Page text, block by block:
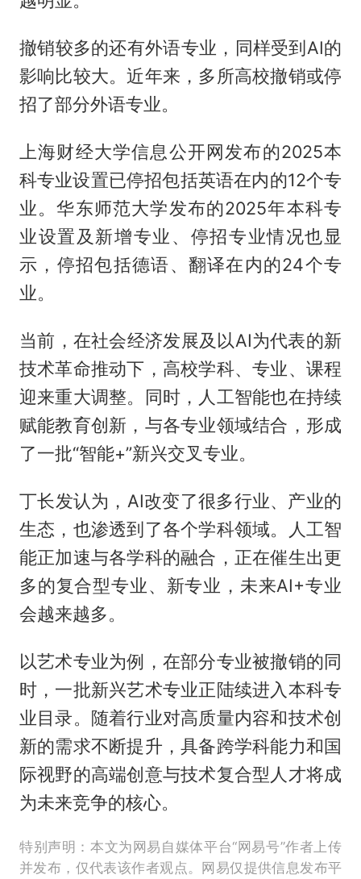
撤销较多的还有外语专业，同样受到AI的
影响比较大。近年来，多所高校撤销或停
招了部分外语专业。
上海财经大学信息公开网发布的2025本
科专业设置已停招包括英语在内的12个专
业。华东师范大学发布的2025年本科专
业设置及新增专业、停招专业情况也显
示，停招包括德语、翻译在内的24个专
业。
当前，在社会经济发展及以AI为代表的新
技术革命推动下，高校学科、专业、课程
迎来重大调整。同时，人工智能也在持续
赋能教育创新，与各专业领域结合，形成
了一批“智能+”新兴交叉专业。
丁长发认为，AI改变了很多行业、产业的
生态，也渗透到了各个学科领域。人工智
能正加速与各学科的融合，正在催生出更
多的复合型专业、新专业，未来AI+专业
会越来越多。
以艺术专业为例，在部分专业被撤销的同
时，一批新兴艺术专业正陆续进入本科专
业目录。随着行业对高质量内容和技术创
新的需求不断提升，具备跨学科能力和国
际视野的高端创意与技术复合型人才将成
为未来竞争的核心。
特别声明：本文为网易自媒体平台“网易号”作者上传
并发布，仅代表该作者观点。网易仅提供信息发布平